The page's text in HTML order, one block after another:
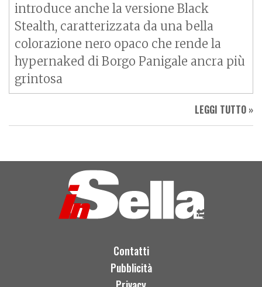
introduce anche la versione Black
Stealth, caratterizzata da una bella
colorazione nero opaco che rende la
hypernaked di Borgo Panigale ancra più
grintosa
LEGGI TUTTO »
Contatti
Pubblicità